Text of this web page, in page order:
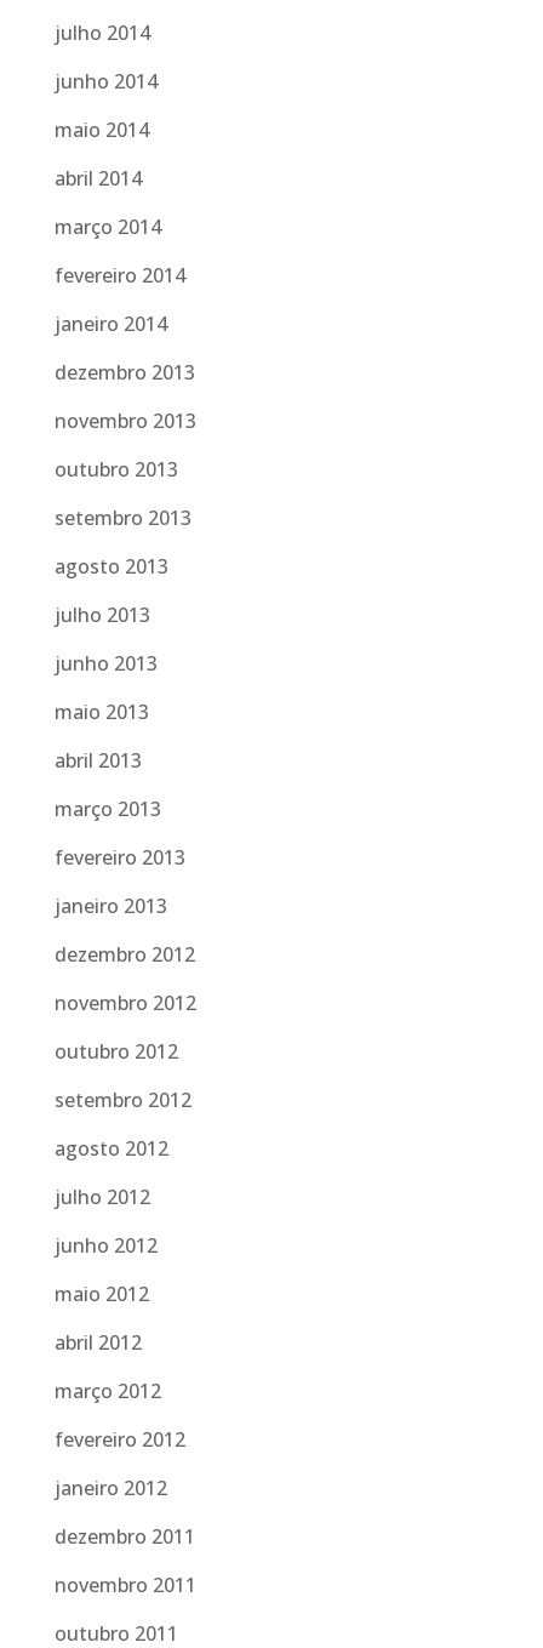
julho 2014
junho 2014
maio 2014
abril 2014
março 2014
fevereiro 2014
janeiro 2014
dezembro 2013
novembro 2013
outubro 2013
setembro 2013
agosto 2013
julho 2013
junho 2013
maio 2013
abril 2013
março 2013
fevereiro 2013
janeiro 2013
dezembro 2012
novembro 2012
outubro 2012
setembro 2012
agosto 2012
julho 2012
junho 2012
maio 2012
abril 2012
março 2012
fevereiro 2012
janeiro 2012
dezembro 2011
novembro 2011
outubro 2011